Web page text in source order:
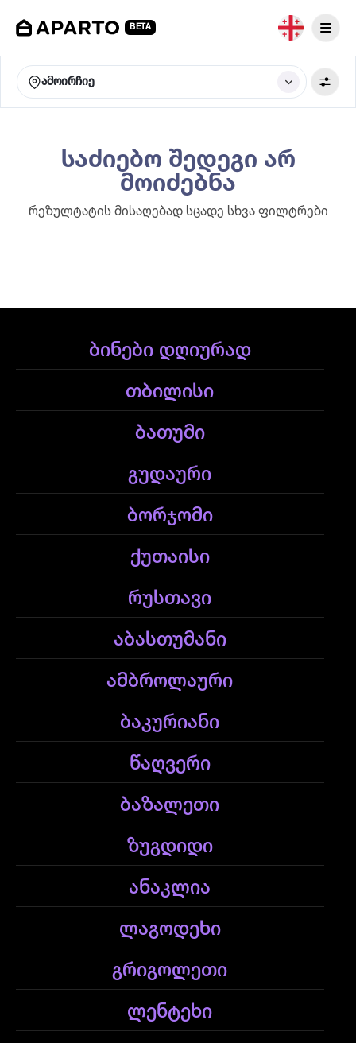
BETA
ამოირჩიე
საძიებო შედეგი არ
მოიძებნა
რეზულტატის მისაღებად სცადე სხვა ფილტრები
ბინები დღიურად
თბილისი
ბათუმი
გუდაური
ბორჯომი
ქუთაისი
რუსთავი
აბასთუმანი
ამბროლაური
ბაკურიანი
წაღვერი
ბაზალეთი
ზუგდიდი
ანაკლია
ლაგოდეხი
გრიგოლეთი
ლენტეხი